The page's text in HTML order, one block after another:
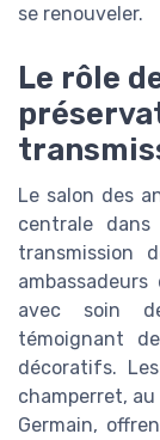
se renouveler.
Le rôle
Le salon des
centrale
transmission
avec soin
témoignant
décoratifs.
champerret,
Germain,